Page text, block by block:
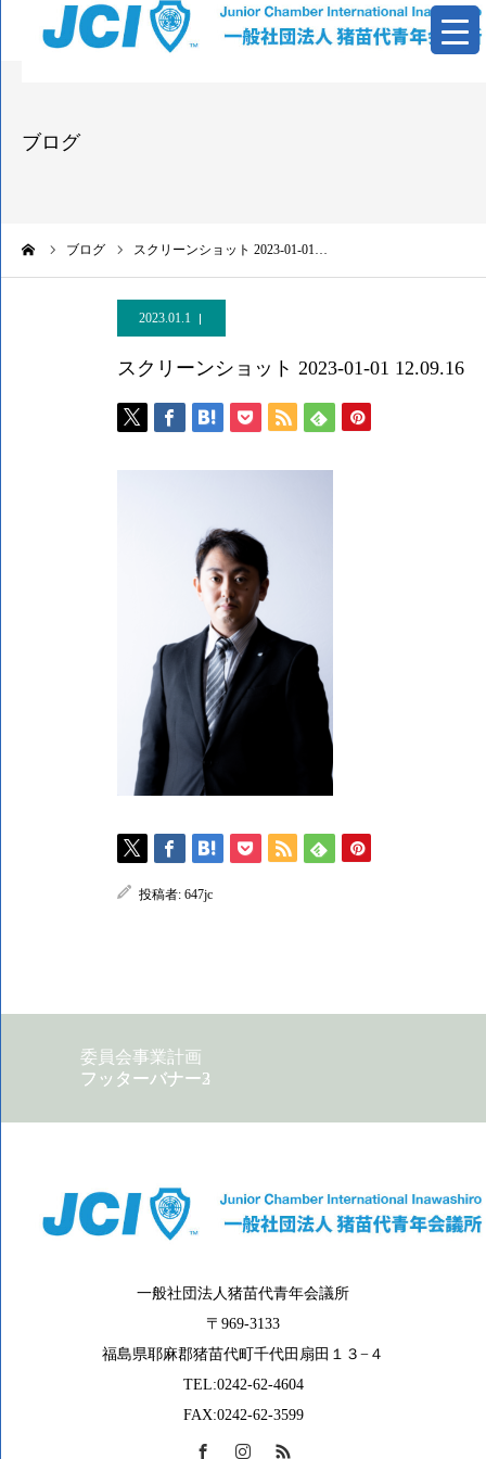
ブログ
ブログ スクリーンショット 2023-01-01…
2023.01.1
スクリーンショット 2023-01-01 12.09.16
投稿者: 647jc
委員会事業計画
フッターバナー2
フッターバナー3
一般社団法人猪苗代青年会議所
〒969-3133
福島県耶麻郡猪苗代町千代田扇田１３−４
TEL:0242-62-4604
FAX:0242-62-3599
情報公開
お問い合わせ